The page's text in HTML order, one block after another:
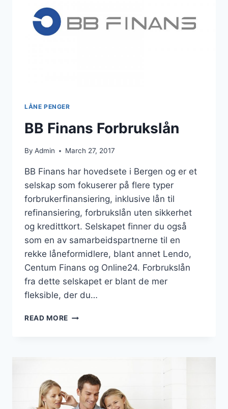
LÅNE PENGER
BB Finans Forbrukslån
By Admin March 27, 2017
BB Finans har hovedsete i Bergen og er et
selskap som fokuserer på flere typer
forbrukerfinansiering, inklusive lån til
refinansiering, forbrukslån uten sikkerhet
og kredittkort. Selskapet finner du også
som en av samarbeidspartnerne til en
rekke låneformidlere, blant annet Lendo,
Centum Finans og Online24. Forbrukslån
fra dette selskapet er blant de mer
fleksible, der du…
READ MORE BB